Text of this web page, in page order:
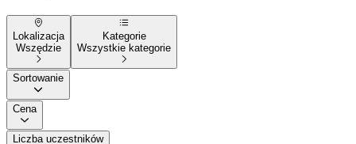
Lokalizacja
Wszędzie
Kategorie
Wszystkie kategorie
Sortowanie
Cena
Liczba uczestników